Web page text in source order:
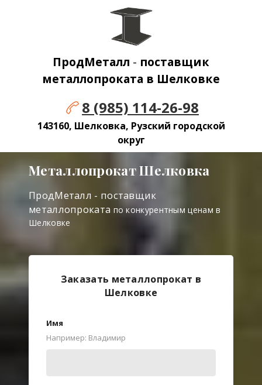
ПродМеталл - поставщик
металлопроката в Шелковке
8 (985) 114-26-98
143160, Шелковка, Рузский городской
округ
Металлопрокат Шелковка
ПродМеталл - поставщик
металлопроката по конкурентным ценам в
Шелковке
Заказать металлопрокат в
Шелковке
Имя
Например: Владимир